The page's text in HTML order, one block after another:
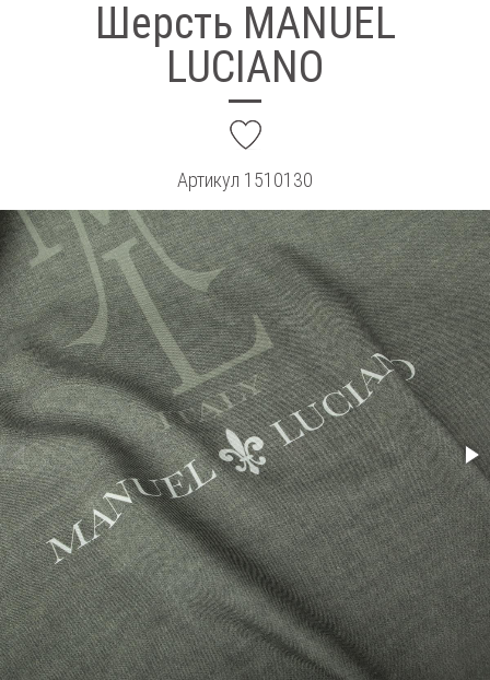
Шерсть MANUEL
LUCIANO
Артикул 1510130